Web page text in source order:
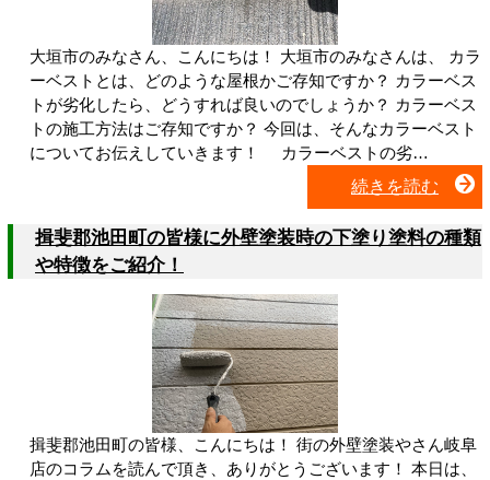
大垣市のみなさん、こんにちは！ 大垣市のみなさんは、 カラ
ーベストとは、どのような屋根かご存知ですか？ カラーベス
トが劣化したら、どうすれば良いのでしょうか？ カラーベス
トの施工方法はご存知ですか？ 今回は、そんなカラーベスト
についてお伝えしていきます！ カラーベストの劣…
続きを読む
揖斐郡池田町の皆様に外壁塗装時の下塗り塗料の種類
や特徴をご紹介！
揖斐郡池田町の皆様、こんにちは！ 街の外壁塗装やさん岐阜
店のコラムを読んで頂き、ありがとうございます！ 本日は、